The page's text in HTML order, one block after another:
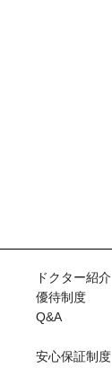
ドクター紹介
優待制度
Q&A
安心保証制度